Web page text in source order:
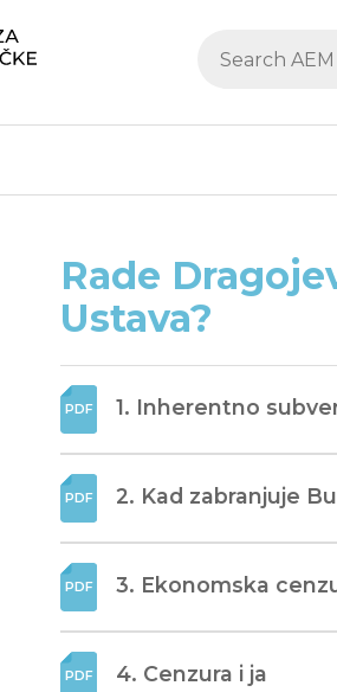
Rade
Ustava?
1. Inherentno
2. Kad zabranjuje
3. Ekonomska
4. Cenzura i ja